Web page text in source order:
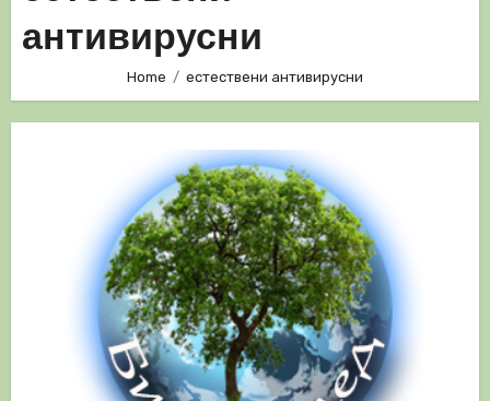
антивирусни
Home естествени антивирусни